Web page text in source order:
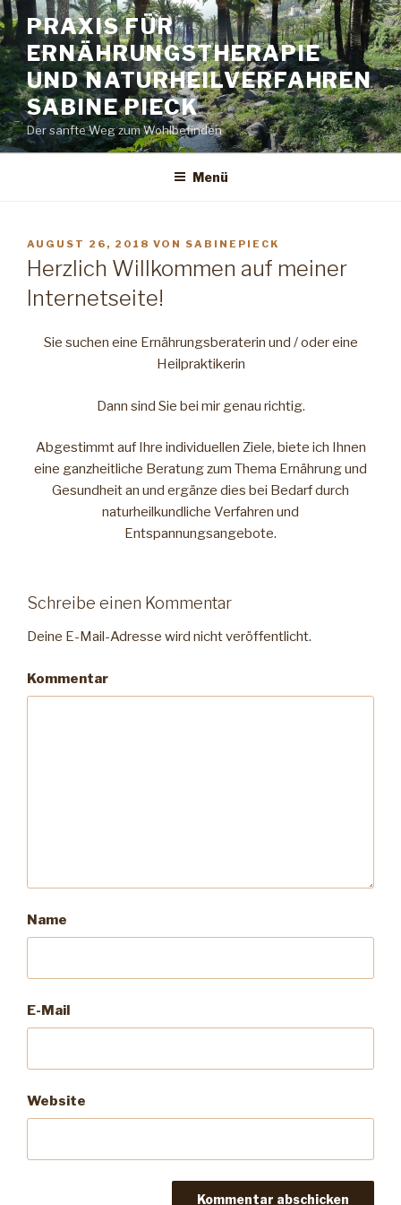
Zum
Inhalt
springen
PRAXIS FÜR
ERNÄHRUNGSTHERAPIE
UND NATURHEILVERFAHREN
SABINE PIECK
Der sanfte Weg zum Wohlbefinden
Menü
VERÖFFENTLICHT
AM
AUGUST 26, 2018 VON SABINEPIECK
Herzlich Willkommen auf meiner
Internetseite!
Sie suchen eine Ernährungsberaterin und / oder eine
Heilpraktikerin
Dann sind Sie bei mir genau richtig.
Abgestimmt auf Ihre individuellen Ziele, biete ich Ihnen
eine ganzheitliche Beratung zum Thema Ernährung und
Gesundheit an und ergänze dies bei Bedarf durch
naturheilkundliche Verfahren und
Entspannungsangebote.
Schreibe einen Kommentar
Deine E-Mail-Adresse wird nicht veröffentlicht.
Kommentar
Name
E-Mail
Website